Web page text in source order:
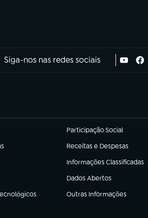
Siga-nos nas redes sociais
Participação Social
(abre em nova aba)
Receitas e Despesas
(abre em nova aba)
Informações Classificadas
(abre em nova aba)
Dados Abertos
(abre em nova aba)
Outras Informações
(abre em nova aba)